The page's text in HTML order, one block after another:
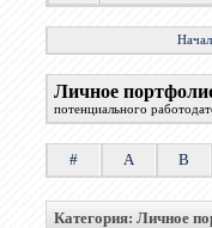
Личное
потенциального
# A B
Категория: Личное